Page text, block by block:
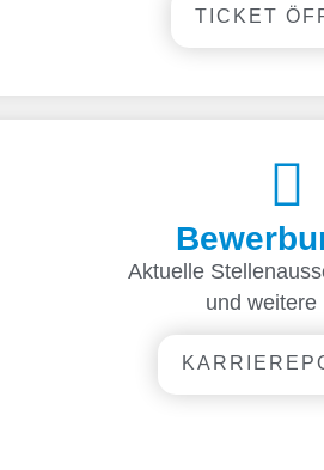
TICKET
Aktuelle
und weitere